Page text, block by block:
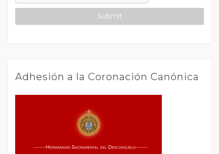
Adhesión a la Coronación Canónica